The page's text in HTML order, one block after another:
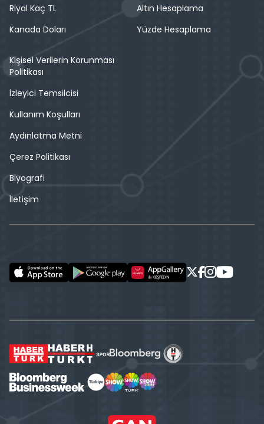
Riyal Kaç TL
Kanada Doları
Altın Hesaplama
Yüzde Hesaplama
Kişisel Verilerin Korunması
Politikası
İzleyici Temsilcisi
Kullanım Koşulları
Aydınlatma Metni
Çerez Politikası
Biyografi
İletişim